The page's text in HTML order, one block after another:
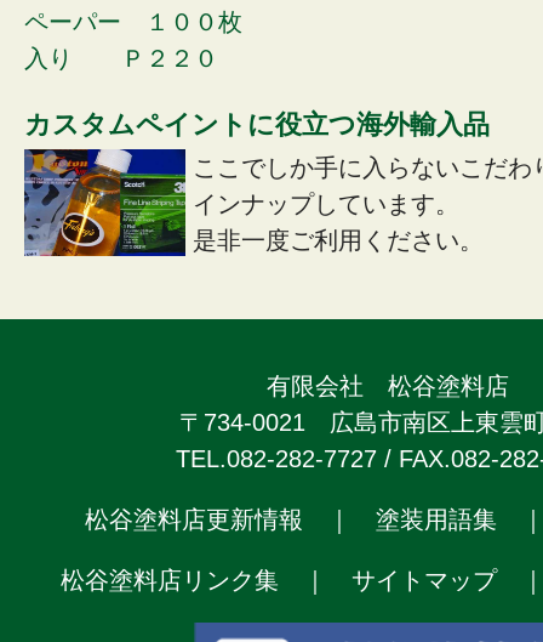
ペーパー １００枚
入り Ｐ２２０
カスタムペイントに役立つ海外輸入品
ここでしか手に入らないこだわ
インナップしています。
是非一度ご利用ください。
有限会社 松谷塗料店
〒734-0021 広島市南区上東雲
TEL.082-282-7727 / FAX.082-
松谷塗料店更新情報 塗装用語集
松谷塗料店リンク集 サイトマップ